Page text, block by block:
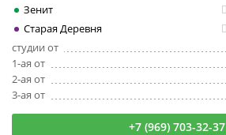
Зенит
Старая Деревня
студии от
1-ая от
2-ая от
3-ая от
+7 (969) 703-32-37